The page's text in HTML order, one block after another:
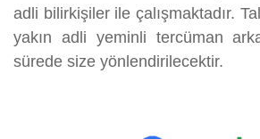
adli bilirkişiler ile çalışmaktadır.
yakın adli yeminli tercüman
sürede size yönlendirilecektir.